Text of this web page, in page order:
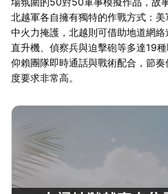
北越軍各自擁有獨特的作戰方式：
中火力掩護，北越則可借助地道網絡
直升機、偵察兵與迫擊砲等多達19
仰賴團隊即時通話與戰術配合，節
度要求非常高。